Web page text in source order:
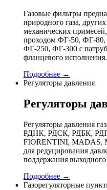
Газовые фильтры
природного газа,
механических
проходом ФГ-50, ФГ-
ФГ-250, ФГ-300 с
фланцевого исполнения.
Подробнее →
Регуляторы давления
Регуляторы
Регуляторы давления
РДНК, РДСК, РДБК,
FIORENTINI, MADAS,
для редуцирования
поддержания выходного
Подробнее →
Газорегуляторные